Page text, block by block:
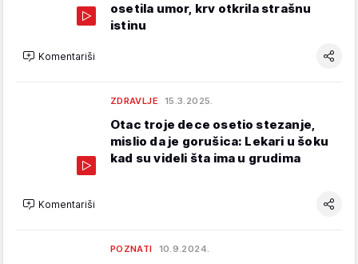
osetila umor, krv otkrila strašnu
istinu
Komentariši
ZDRAVLJE 15.3.2025.
Otac troje dece osetio stezanje,
mislio da je gorušica: Lekari u šoku
kad su videli šta ima u grudima
Komentariši
POZNATI 10.9.2024.